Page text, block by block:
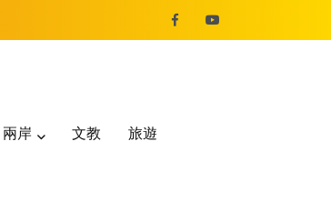
兩岸 文教 旅遊